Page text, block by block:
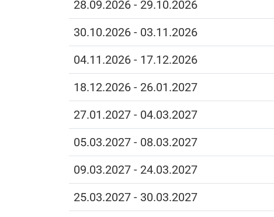
28.09.2026 - 29.10.2026
30.10.2026 - 03.11.2026
04.11.2026 - 17.12.2026
18.12.2026 - 26.01.2027
27.01.2027 - 04.03.2027
05.03.2027 - 08.03.2027
09.03.2027 - 24.03.2027
25.03.2027 - 30.03.2027